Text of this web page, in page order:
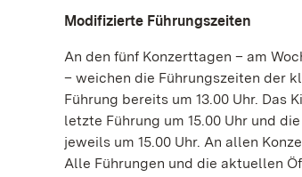
Modifizierte Führungszeiten
An den fünf Konzerttagen – am
– weichen die Führungszeiten der
Führung bereits um 13.00 Uhr. Das
letzte Führung um 15.00 Uhr und
jeweils um 15.00 Uhr. An allen
Alle Führungen und die aktuellen